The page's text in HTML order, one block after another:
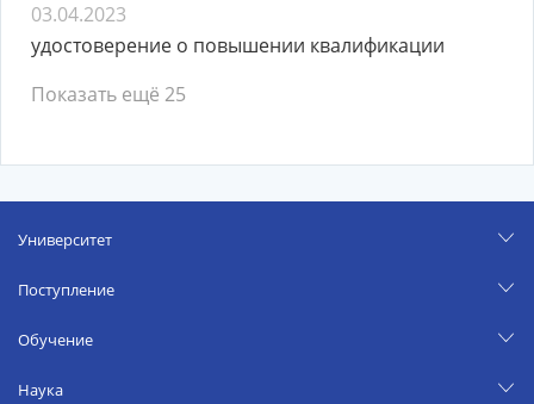
03.04.2023
удостоверение о повышении квалификации
Показать ещё 25
Университет
Поступление
Обучение
Наука